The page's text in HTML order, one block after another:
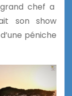
chef a
son show
péniche